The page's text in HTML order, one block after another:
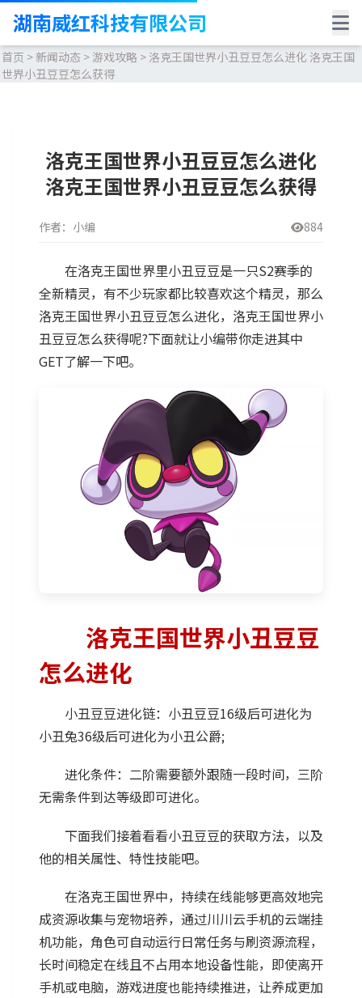
湖南威红科技有限公司
首页 >新闻动态 > 游戏攻略 > 洛克王国世界小丑豆豆怎么进化 洛克王国
世界小丑豆豆怎么获得
洛克王国世界小丑豆豆怎么进化
洛克王国世界小丑豆豆怎么获得
作者：小编 884
在洛克王国世界里小丑豆豆是一只S2赛季的
全新精灵，有不少玩家都比较喜欢这个精灵，那么
洛克王国世界小丑豆豆怎么进化，洛克王国世界小
丑豆豆怎么获得呢?下面就让小编带你走进其中
GET了解一下吧。
洛克王国世界小丑豆豆
怎么进化
小丑豆豆进化链：小丑豆豆16级后可进化为
小丑兔36级后可进化为小丑公爵;
进化条件：二阶需要额外跟随一段时间，三阶
无需条件到达等级即可进化。
下面我们接着看看小丑豆豆的获取方法，以及
他的相关属性、特性技能吧。
在洛克王国世界中，持续在线能够更高效地完
成资源收集与宠物培养，通过川川云手机的云端挂
机功能，角色可自动运行日常任务与刷资源流程，
长时间稳定在线且不占用本地设备性能，即使离开
手机或电脑，游戏进度也能持续推进，让养成更加